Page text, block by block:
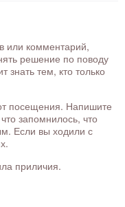
или комментарий,
решение по поводу
знать тем, кто только
посещения. Напишите
запомнилось, что
Если вы ходили с
приличия.